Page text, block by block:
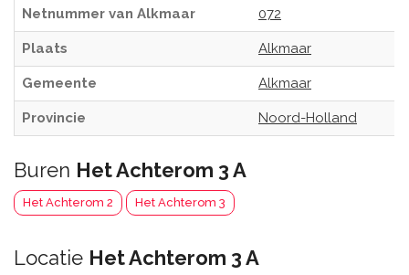
Netnummer van Alkmaar 072
Plaats Alkmaar
Gemeente Alkmaar
Provincie Noord-Holland
Buren Het Achterom 3 A
Het Achterom 2 Het Achterom 3
Locatie Het Achterom 3 A